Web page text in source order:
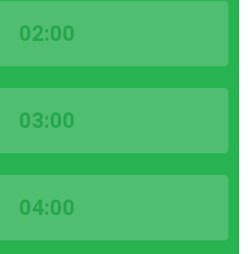
02:00
03:00
04:00